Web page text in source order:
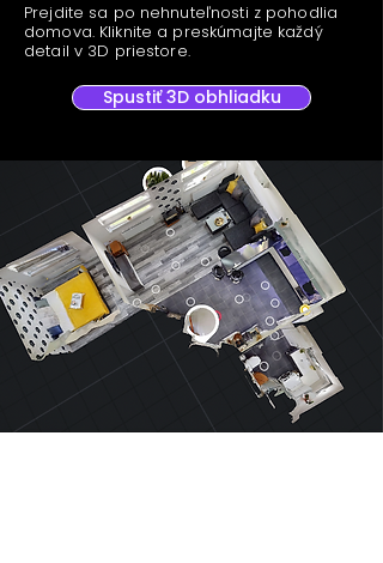
Prejdite sa po nehnuteľnosti z pohodlia
domova. Kliknite a preskúmajte každý
detail v 3D priestore.
Spustiť 3D obhliadku